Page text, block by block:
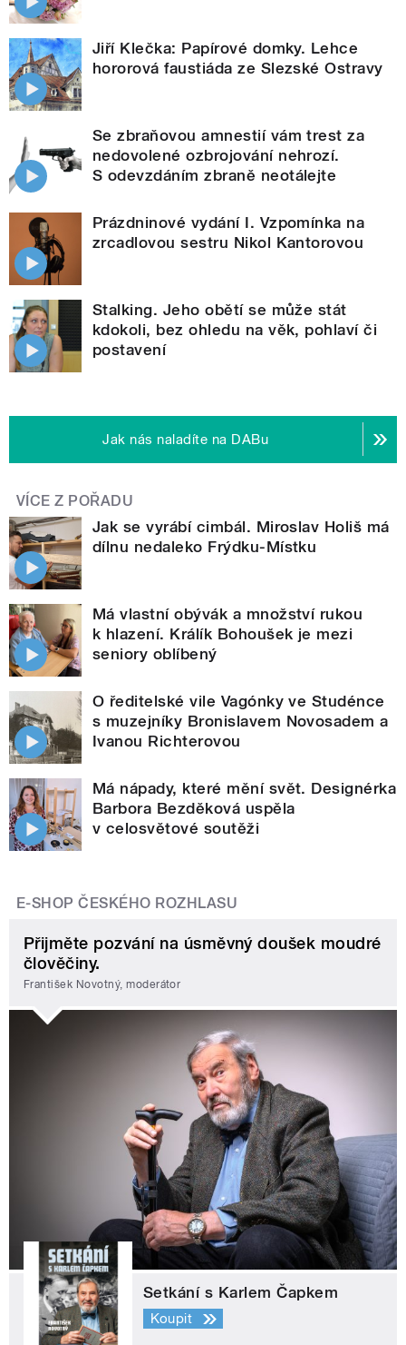
Jiří Klečka: Papírové domky. Lehce
hororová faustiáda ze Slezské Ostravy
Se zbraňovou amnestií vám trest za
nedovolené ozbrojování nehrozí.
S odevzdáním zbraně neotálejte
Prázdninové vydání I. Vzpomínka na
zrcadlovou sestru Nikol Kantorovou
Stalking. Jeho obětí se může stát
kdokoli, bez ohledu na věk, pohlaví či
postavení
Jak nás naladíte na DABu
VÍCE Z POŘADU
Jak se vyrábí cimbál. Miroslav Holiš má
dílnu nedaleko Frýdku-Místku
Má vlastní obývák a množství rukou
k hlazení. Králík Bohoušek je mezi
seniory oblíbený
O ředitelské vile Vagónky ve Studénce
s muzejníky Bronislavem Novosadem a
Ivanou Richterovou
Má nápady, které mění svět. Designérka
Barbora Bezděková uspěla
v celosvětové soutěži
E-SHOP ČESKÉHO ROZHLASU
Přijměte pozvání na úsměvný doušek moudré
člověčiny.
František Novotný, moderátor
Setkání s Karlem Čapkem
Koupit